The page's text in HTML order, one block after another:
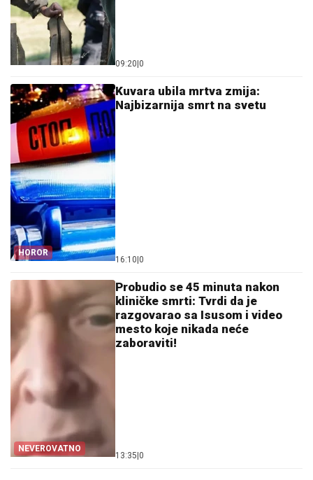
09:20 0
HOROR
Kuvara ubila mrtva zmija:
Najbizarnija smrt na svetu
16:10 0
NEVEROVATNO
Probudio se 45 minuta nakon
kliničke smrti: Tvrdi da je
razgovarao sa Isusom i video
mesto koje nikada neće
zaboraviti!
13:35 0